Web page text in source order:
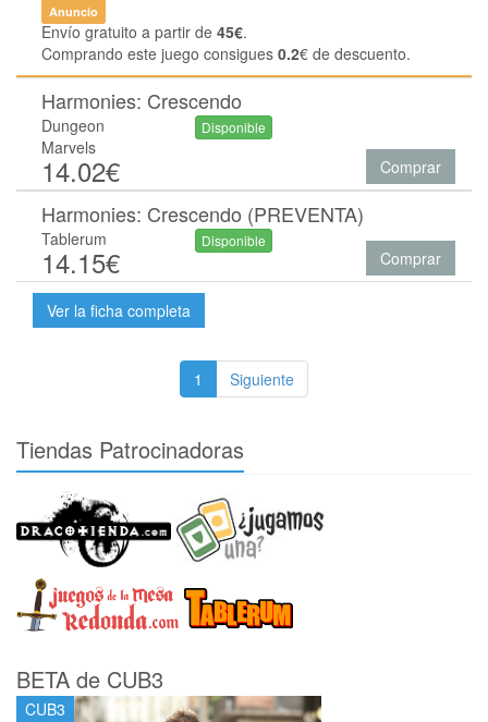
Anuncio
Envío gratuito a partir de 45€.
Comprando este juego consigues 0.2€ de descuento.
Harmonies: Crescendo
Dungeon
Marvels
14.02€
Disponible
Comprar
Harmonies: Crescendo (PREVENTA)
Tablerum
14.15€
Disponible
Comprar
Ver la ficha completa
1 Siguiente
Tiendas Patrocinadoras
BETA de CUB3
CUB3